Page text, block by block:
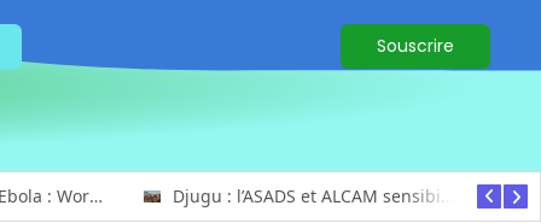
Souscrire
Ituri / Riposte contre Ebola : World Vision forme 50 leaders religieux à Bunia pour transformer la foi en actions contre Ebola Djugu : l’ASADS et ALCAM sensibilisent près de 300 déplacés de Plaine Savo sur la protection des enfants et la cohésion sociale